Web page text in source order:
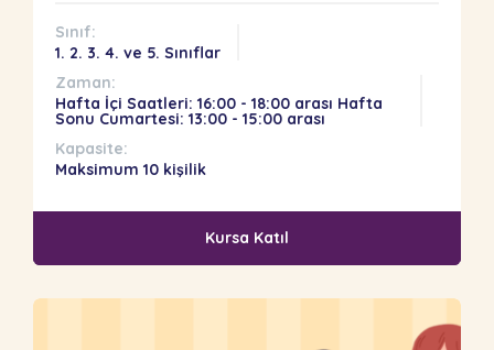
Sınıf:
1. 2. 3. 4. ve 5. Sınıflar
Zaman:
Hafta İçi Saatleri: 16:00 - 18:00 arası Hafta
Sonu Cumartesi: 13:00 - 15:00 arası
Kapasite:
Maksimum 10 kişilik
Kursa Katıl